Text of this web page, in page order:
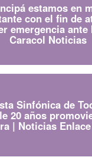
estamos en
con el fin de
emergencia ante
Caracol Noticias
Sinfónica de
20 años
| Noticias